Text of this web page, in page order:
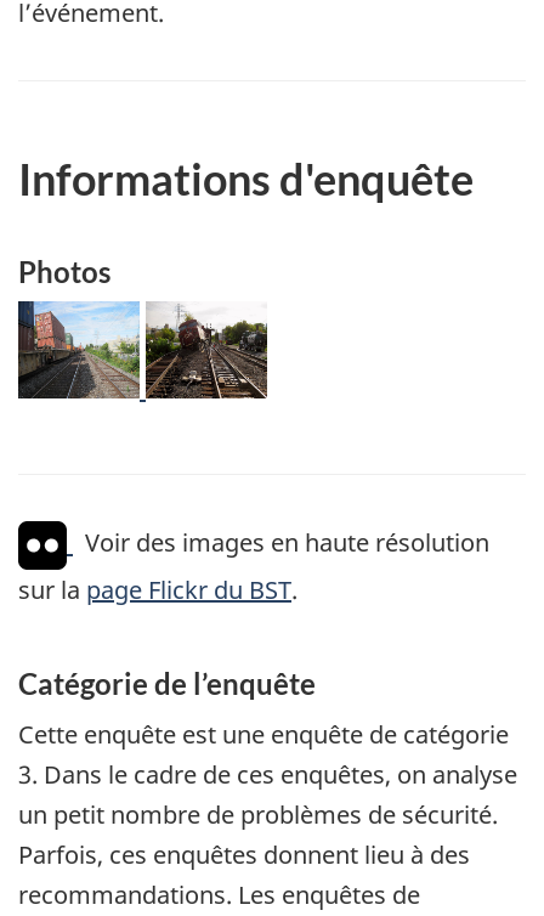
l’événement.
Informations d'enquête
Photos
Image Image
Voir des images en haute résolution
sur la page Flickr du BST.
Catégorie de l’enquête
Cette enquête est une enquête de catégorie
3. Dans le cadre de ces enquêtes, on analyse
un petit nombre de problèmes de sécurité.
Parfois, ces enquêtes donnent lieu à des
recommandations. Les enquêtes de